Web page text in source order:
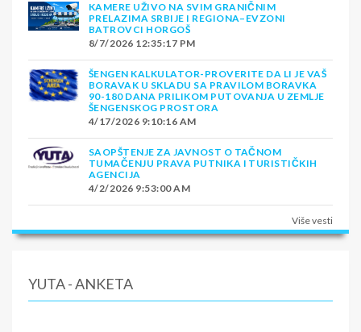
KAMERE UŽIVO NA SVIM GRANIČNIM
PRELAZIMA SRBIJE I REGIONA–EVZONI
BATROVCI HORGOŠ
8/7/2026 12:35:17 PM
ŠENGEN KALKULATOR-PROVERITE DA LI JE VAŠ
BORAVAK U SKLADU SA PRAVILOM BORAVKA
90-180 DANA PRILIKOM PUTOVANJA U ZEMLJE
ŠENGENSKOG PROSTORA
4/17/2026 9:10:16 AM
SAOPŠTENJE ZA JAVNOST O TAČNOM
TUMAČENJU PRAVA PUTNIKA I TURISTIČKIH
AGENCIJA
4/2/2026 9:53:00 AM
Više vesti
YUTA - ANKETA